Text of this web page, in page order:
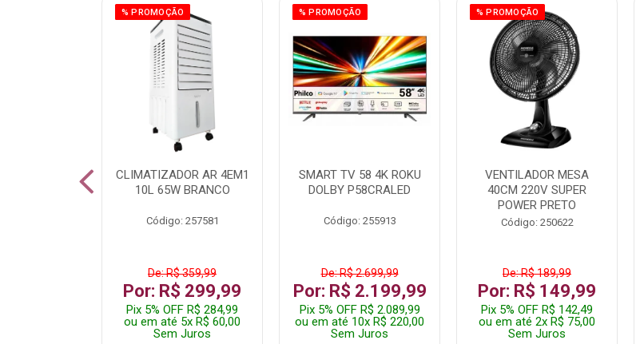
% PROMOÇÃO
CLIMATIZADOR AR 4EM1
10L 65W BRANCO
Código: 257581
De: R$ 359,99
Por: R$ 299,99
Pix 5% OFF R$ 284,99
ou em até 5x R$ 60,00
Sem Juros
% PROMOÇÃO
SMART TV 58 4K ROKU
DOLBY P58CRALED
Código: 255913
De: R$ 2.699,99
Por: R$ 2.199,99
Pix 5% OFF R$ 2.089,99
ou em até 10x R$ 220,00
Sem Juros
% PROMOÇÃO
VENTILADOR MESA
40CM 220V SUPER
POWER PRETO
Código: 250622
De: R$ 189,99
Por: R$ 149,99
Pix 5% OFF R$ 142,49
ou em até 2x R$ 75,00
Sem Juros